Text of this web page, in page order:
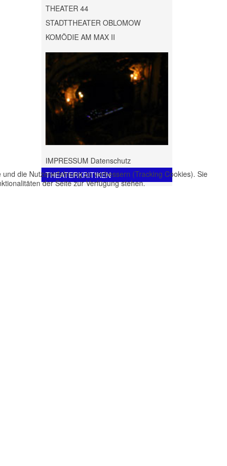
THEATER 44
STADTTHEATER OBLOMOW
KOMÖDIE AM MAX II
IMPRESSUM Datenschutz
THEATERKRITIKEN
die Nutzererfahrung zu verbessern (Tracking Cookies). Sie
der Seite zur Verfügung stehen.